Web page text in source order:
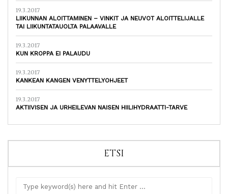
19.3.2017
LIIKUNNAN ALOITTAMINEN – VINKIT JA NEUVOT ALOITTELIJALLE
TAI LIIKUNTATAUOLTA PALAAVALLE
19.3.2017
KUN KROPPA EI PALAUDU
19.3.2017
KANKEAN KANGEN VENYTTELYOHJEET
19.3.2017
AKTIIVISEN JA URHEILEVAN NAISEN HIILIHYDRAATTI-TARVE
ETSI